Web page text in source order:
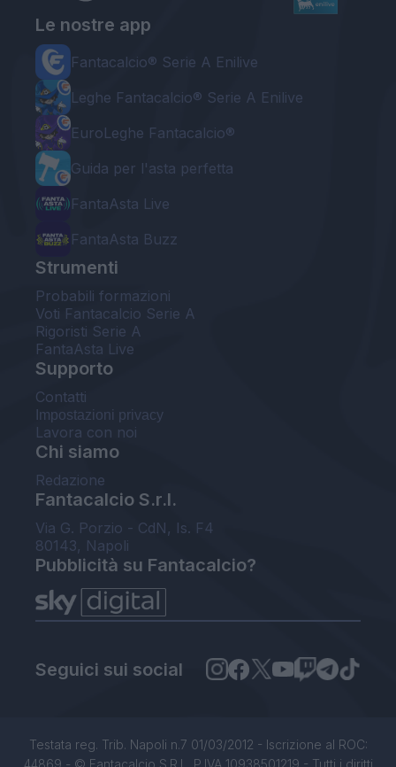
Le nostre app
Fantacalcio® Serie A Enilive
Leghe Fantacalcio® Serie A Enilive
EuroLeghe Fantacalcio®
Guida per l'asta perfetta
FantaAsta Live
FantaAsta Buzz
Strumenti
Probabili formazioni
Voti Fantacalcio Serie A
Rigoristi Serie A
FantaAsta Live
Supporto
Contatti
Impostazioni privacy
Lavora con noi
Chi siamo
Redazione
Fantacalcio S.r.l.
Via G. Porzio - CdN, Is. F4
80143, Napoli
Pubblicità su Fantacalcio?
Seguici sui social
Testata reg. Trib. Napoli n.7 01/03/2012 - Iscrizione al ROC:
44869 - © Fantacalcio S.R.L. P.IVA 10938501219 - Tutti i diritti